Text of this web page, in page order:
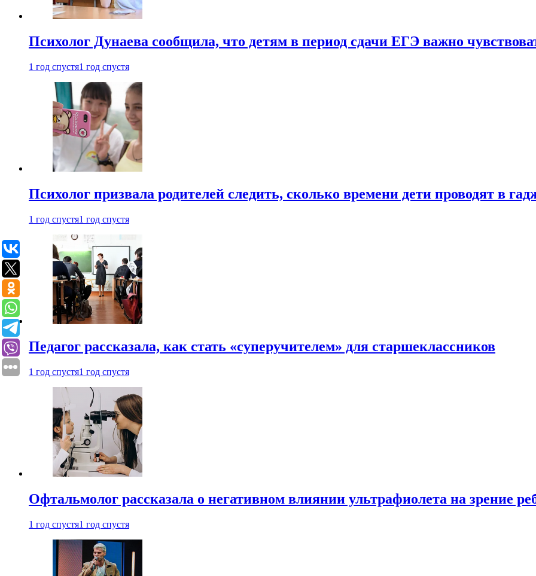
Психолог Дунаева сообщила, что детям в период сдачи ЕГЭ важно
1 год спустя1 год спустя
Психолог призвала родителей следить, сколько времени дети проводят в
1 год спустя1 год спустя
Педагог рассказала, как стать «суперучителем» для старшеклассников
1 год спустя1 год спустя
Офтальмолог рассказала о негативном влиянии ультрафиолета на зрение
1 год спустя1 год спустя